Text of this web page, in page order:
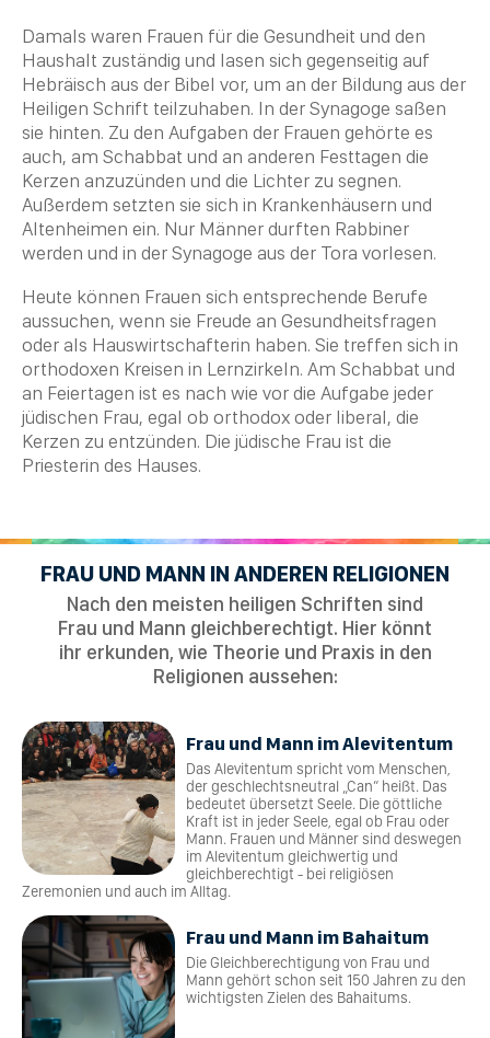
Damals waren Frauen für die Gesundheit und den
Haushalt zuständig und lasen sich gegenseitig auf
Hebräisch aus der Bibel vor, um an der Bildung aus der
Heiligen Schrift teilzuhaben. In derSynagoge saßen
sie hinten. Zu den Aufgaben der Frauen gehörte es
auch, am Schabbat und an anderen Festtagen die
Kerzen anzuzünden und die Lichter zu segnen.
Außerdem setzten sie sich in Krankenhäusern und
Altenheimen ein. Nur Männer durften Rabbiner
werden und in derSynagoge aus der Tora vorlesen.
Heute können Frauen sich entsprechende Berufe
aussuchen, wenn sie Freude an Gesundheitsfragen
oder als Hauswirtschafterin haben. Sie treffen sich in
orthodoxen Kreisen in Lernzirkeln. Am Schabbat und
an Feiertagen ist es nach wie vor die Aufgabe jeder
jüdischen Frau, egal ob orthodox oder liberal, die
Kerzen zu entzünden. Die jüdische Frau ist die
Priesterin des Hauses.
FRAU UND MANN IN ANDEREN RELIGIONEN
Nach den meisten heiligen Schriften sind
Frau und Mann gleichberechtigt. Hier könnt
ihr erkunden, wie Theorie und Praxis in den
Religionen aussehen:
Frau und Mann im Alevitentum
Das Alevitentum spricht vom Menschen,
der geschlechtsneutral „Can“ heißt. Das
bedeutet übersetzt Seele. Die göttliche
Kraft ist in jeder Seele, egal ob Frau oder
Mann. Frauen und Männer sind deswegen
im Alevitentum gleichwertig und
gleichberechtigt - bei religiösen
Zeremonien und auch im Alltag.
Frau und Mann im Bahaitum
Die Gleichberechtigung von Frau und
Mann gehört schon seit 150 Jahren zu den
wichtigsten Zielen des Bahaitums.